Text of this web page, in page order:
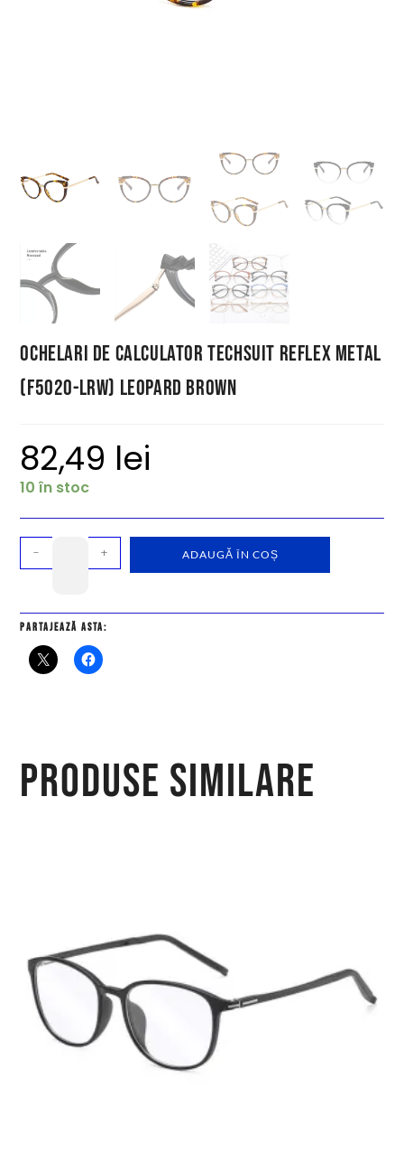
Ochelari de Calculator Techsuit Reflex Metal
(F5020-LRW) Leopard Brown
82,49 lei
10 în stoc
- + ADAUGĂ ÎN COȘ
Partajează asta:
Produse similare